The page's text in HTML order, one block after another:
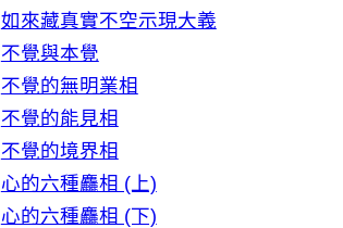
如來藏真實不空示現大義
不覺與本覺
不覺的無明業相
不覺的能見相
不覺的境界相
心的六種麤相 (上)
心的六種麤相 (下)